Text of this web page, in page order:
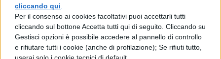
cliccando qui
Per il consenso ai cookies facoltativi puoi accettarli tutti
cliccando sul bottone Accetta tutti qui di seguito. Cliccando su
Gestisci opzioni è possibile accedere al pannello di controllo
e rifiutare tutti i cookie (anche di profilazione); Se rifiuti tutto,
li trattò con grande onore. Dopo il re
dell'Epiro unì a sè i Sanniti, i Lucani, gli
Abruzzesi e piegò Roma. Dopo che aveva
devastato ogni cosa con il fuoco e le armi e